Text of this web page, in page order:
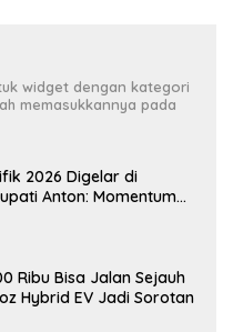
widget dengan kategori
memasukkannya pada
2026 Digelar di
Anton: Momentum
Ribu Bisa Jalan Sejauh
Hybrid EV Jadi Sorotan